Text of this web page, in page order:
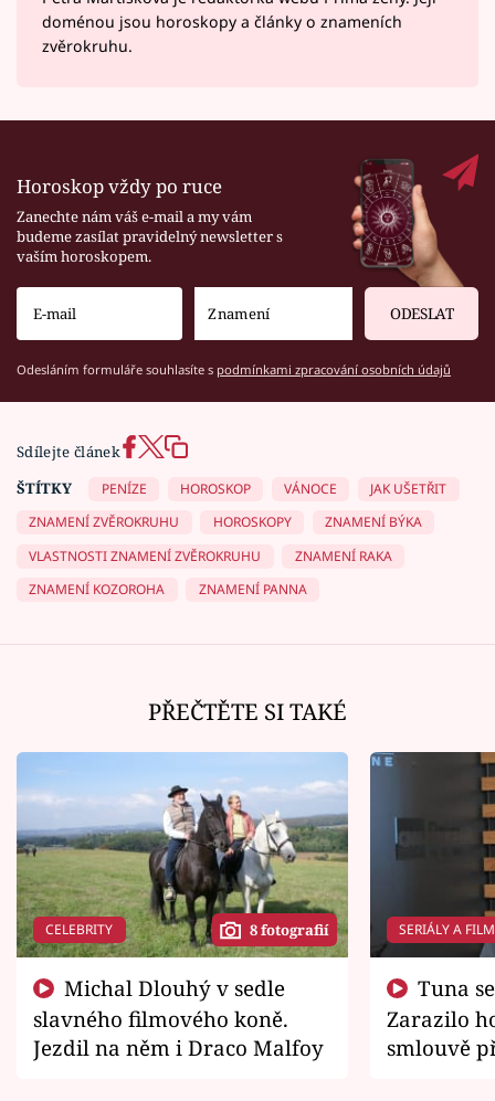
doménou jsou horoskopy a články o znameních
zvěrokruhu.
Horoskop vždy po ruce
Zanechte nám váš e-mail a my vám
budeme zasílat pravidelný newsletter s
vaším horoskopem.
ODESLAT
Odesláním formuláře souhlasíte s podmínkami zpracování osobních údajů
Sdílejte článek
ŠTÍTKY
PENÍZE HOROSKOP VÁNOCE
JAK UŠETŘIT
ZNAMENÍ ZVĚROKRUHU
HOROSKOPY
ZNAMENÍ BÝKA
VLASTNOSTI ZNAMENÍ ZVĚROKRUHU
ZNAMENÍ RAKA
ZNAMENÍ KOZOROHA
ZNAMENÍ PANNA
PŘEČTĚTE SI TAKÉ
CELEBRITY 8 fotografií
slavného filmového koně.
Jezdil na něm i Draco Malfoy
SERIÁLY A
Zarazilo
smlouvě